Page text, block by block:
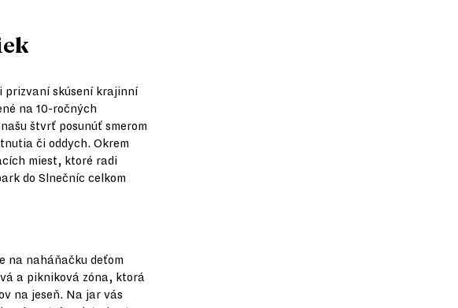
prizvaní skúsení krajinní
na 10-ročných
štvrť posunúť smerom
či oddych. Okrem
miest, ktoré radi
do Slnečníc celkom
na naháňačku deťom
a pikniková zóna, ktorá
na jeseň. Na jar vás